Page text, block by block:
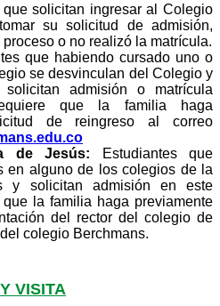
que solicitan ingresar al Colegio
su solicitud de admisión,
o no realizó la matrícula.
que habiendo cursado uno o
se desvinculan del Colegio y
admisión o matrícula
que la familia haga
de reingreso al correo
de Jesús:
Estudiantes que
en alguno de los colegios de la
y solicitan admisión en este
la familia haga previamente
del rector del colegio de
colegio Berchmans.
VISITA